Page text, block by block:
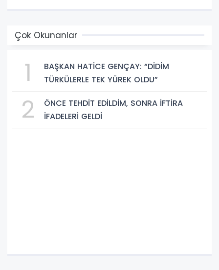
Çok Okunanlar
1
BAŞKAN HATİCE GENÇAY: “DİDİM
TÜRKÜLERLE TEK YÜREK OLDU”
2
ÖNCE TEHDİT EDİLDİM, SONRA İFTİRA
İFADELERİ GELDİ